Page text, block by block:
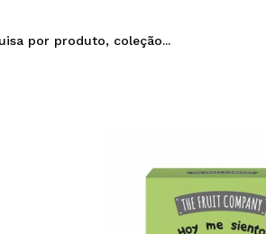
Eu não tenho uma
Ines